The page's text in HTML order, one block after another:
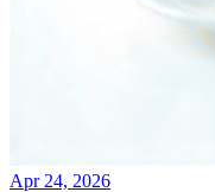
Apr 24, 2026